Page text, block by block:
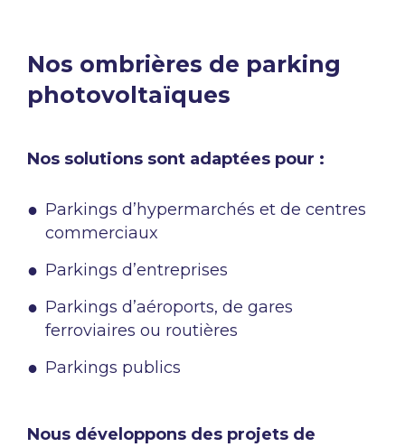
Nos ombrières de parking
photovoltaïques
Nos solutions sont adaptées pour :
Parkings d’hypermarchés et de centres
commerciaux​
Parkings d’entreprises​
Parkings d’aéroports, de gares
ferroviaires ou routières​
Parkings publics
Nous développons des projets de